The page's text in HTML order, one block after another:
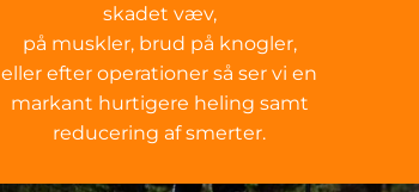
skadet væv,
på muskler, brud på knogler,
eller efter operationer så ser vi en
markant hurtigere heling samt
reducering af smerter.